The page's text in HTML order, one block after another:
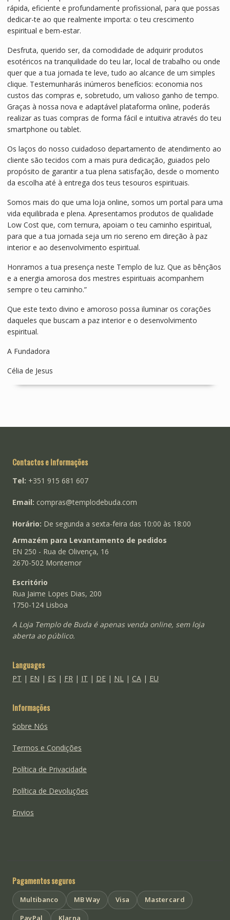
rápida, eficiente e profundamente profissional, para que possas
dedicar-te ao que realmente importa: o teu crescimento
espiritual e bem-estar.
Desfruta, querido ser, da comodidade de adquirir produtos
esotéricos na tranquilidade do teu lar, local de trabalho ou onde
quer que a tua jornada te leve, tudo ao alcance de um simples
clique. Testemunharás inúmeros benefícios: economia nos
custos das compras e, sobretudo, um valioso ganho de tempo.
Graças à nossa nova e adaptável plataforma online, poderás
realizar as tuas compras de forma fácil e intuitiva através do teu
smartphone ou tablet.
Os laços do nosso cuidadoso departamento de atendimento ao
cliente são tecidos com a mais pura dedicação, guiados pelo
propósito de garantir a tua plena satisfação, desde o momento
da escolha até à entrega dos teus tesouros espirituais.
Somos mais do que uma loja online, somos um portal para uma
vida equilibrada e plena. Apresentamos produtos de qualidade
Low Cost que, com ternura, apoiam o teu caminho espiritual,
para que a tua jornada seja um rio sereno em direção à paz
interior e ao desenvolvimento espiritual.
Honramos a tua presença neste Templo de luz. Que as bênçãos
e a energia amorosa dos mestres espirituais acompanhem
sempre o teu caminho.”
Que este texto divino e amoroso possa iluminar os corações
daqueles que buscam a paz interior e o desenvolvimento
espiritual.
A Fundadora
Célia de Jesus
Contactos e Informações
Tel: +351 915 681 607
Email: compras@templodebuda.com
Horário: De segunda a sexta-feira das 10:00 às 18:00
Armazém para Levantamento de pedidos
EN 250 - Rua de Olivença, 16
2670-502 Montemor
Escritório
Rua Jaime Lopes Dias, 200
1750-124 Lisboa
A Loja Templo de Buda é apenas venda online, sem loja
aberta ao público.
Languages
PT | EN | ES | FR | IT | DE| NL | CA| EU
Informações
Sobre Nós
Termos e Condições
Política de Privacidade
Política de Devoluções
Envios
Pagamentos seguros
Multibanco MB Way Visa
Mastercard
PayPal
Klarna